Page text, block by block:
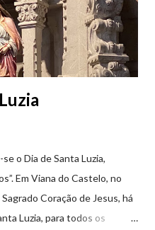
o Dia de Santa Luzia,
Em Viana do Castelo, no
Coração de Jesus, há
Luzia, para todos os